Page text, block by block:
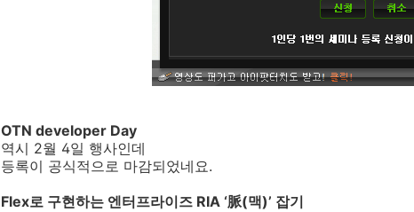
OTN developer Day
역시 2월 4일 행사인데
등록이 공식적으로 마감되었네요.
Flex로 구현하는 엔터프라이즈 RIA ‘脈(맥)’ 잡기